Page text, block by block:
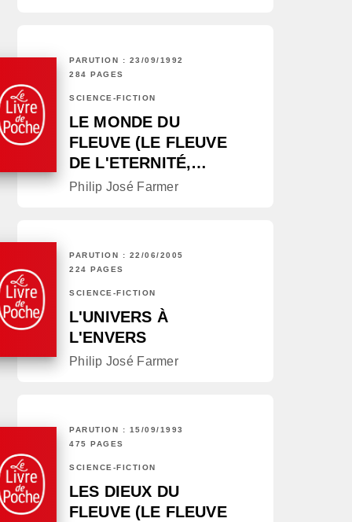
PARUTION : 23/09/1992
284 PAGES
SCIENCE-FICTION
LE MONDE DU
FLEUVE (LE FLEUVE
DE L'ETERNITÉ,…
Philip José Farmer
PARUTION : 22/06/2005
224 PAGES
SCIENCE-FICTION
L'UNIVERS À
L'ENVERS
Philip José Farmer
PARUTION : 15/09/1993
475 PAGES
SCIENCE-FICTION
LES DIEUX DU
FLEUVE (LE FLEUVE